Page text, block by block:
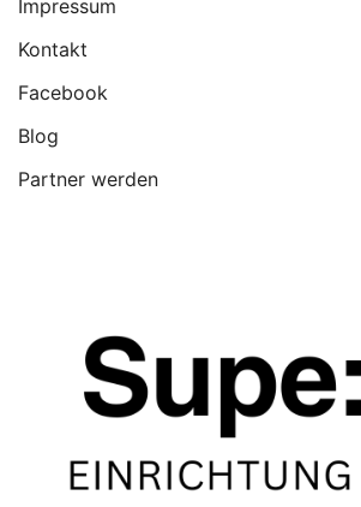
Impressum
Kontakt
Facebook
Blog
Partner werden